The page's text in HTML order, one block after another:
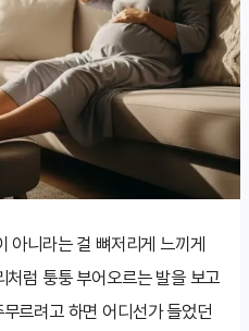
아니라는 걸 뼈저리게 느끼게
럼 퉁퉁 부어오르는 발을 보고
르려고 하면 어디선가 들었던